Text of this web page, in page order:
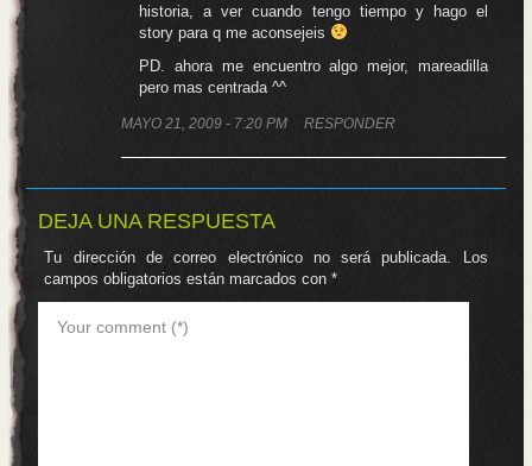
historia, a ver cuando tengo tiempo y hago el
story para q me aconsejeis
PD. ahora me encuentro algo mejor, mareadilla
pero mas centrada ^^
MAYO 21, 2009 - 7:20 PM RESPONDER
DEJA UNA RESPUESTA
Tu dirección de correo electrónico no será publicada.
Los
campos obligatorios están marcados con*